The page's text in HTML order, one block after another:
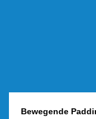
Bewegende